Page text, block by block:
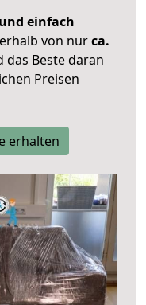
einfach
von nurca.
das Beste daran
Preisen
erhalten